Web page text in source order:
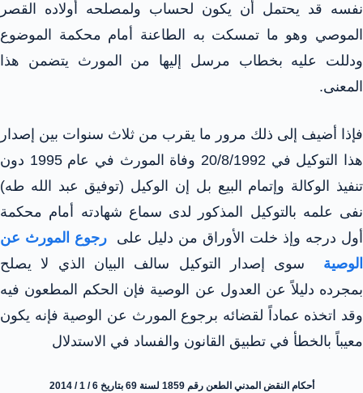
نفسه قد يحتمل أن يكون لحساب ولمصلحه أولاده القصر
الموصي وهو ما تمسكت به الطاعنة أمام محكمة الموضوع
ودللت عليه بخطاب مرسل إليها من المورث يتضمن هذا
المعنى.
فإذا أضيف إلى ذلك مرور ما يقرب من ثلاث سنوات بين إصدار
هذا التوكيل في 20/8/1992 وفاة المورث في عام 1995 دون
تنفيذ الوكالة وإتمام البيع بل إن الوكيل (توفيق عبد الله طه)
نفى علمه بالتوكيل المذكور لدى سماع شهادته أمام محكمة
أول درجه وإذ خلت الأوراق من دليل على رجوع المورث عن
الوصية
سوى إصدار التوكيل سالف البيان الذي لا يصلح
بمجرده دليلاً عن العدول عن الوصية فإن الحكم المطعون فيه
وقد اتخذه عماداً لقضائه برجوع المورث عن الوصية فإنه يكون
معيباً بالخطأ في تطبيق القانون والفساد في الاستدلال
أحكام النقض المدني الطعن رقم 1859 لسنة 69 بتاريخ 6 / 1 / 2014